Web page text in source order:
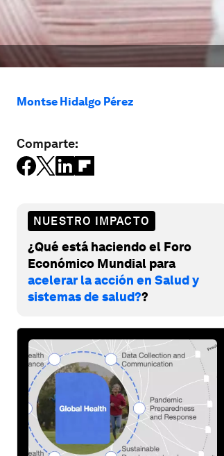
Montse Hidalgo Pérez
Comparte:
NUESTRO IMPACTO
¿Qué está haciendo el Foro
Económico Mundial para
acelerar la acción en Salud y
sistemas de salud??